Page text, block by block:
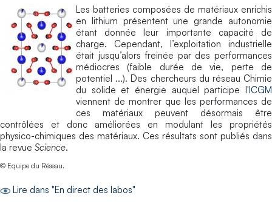
Les batteries composées de matériaux enrichis
en lithium présentent une grande autonomie
étant donnée leur importante capacité de
charge. Cependant, l’exploitation industrielle
était jusqu’alors freinée par des performances
médiocres (faible durée de vie, perte de
potentiel ...). Des chercheurs du réseau Chimie
du solide et énergie auquel participe l'ICGM
viennent de montrer que les performances de
ces matériaux peuvent désormais être
contrôlées et donc améliorées en modulant les propriétés
physico-chimiques des matériaux. Ces résultats sont publiés dans
la revue Science.
© Equipe du Réseau.
Lire dans "En direct des labos"